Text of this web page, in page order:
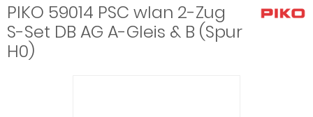
PIKO 59014 PSC wlan 2-Zug
S-Set DB AG A-Gleis & B (Spur
H0)